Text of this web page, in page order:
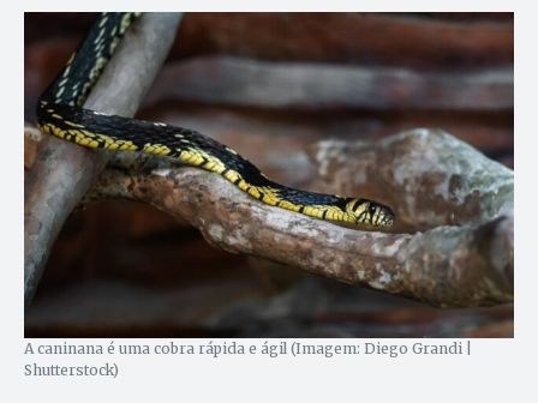
A caninana é uma cobra rápida e ágil (Imagem: Diego Grandi |
Shutterstock)